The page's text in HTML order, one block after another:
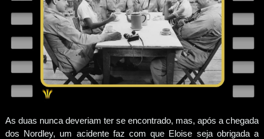
As duas nunca deveriam ter se encontrado, mas, após a chegada
dos Nordley, um acidente faz com que Eloise seja obrigada a